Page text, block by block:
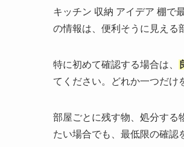
キッチン 収納 アイデア 棚で
の情報は、便利そうに見える
特に初めて確認する場合は、
てください。どれか一つだけ
部屋ごとに残す物、処分する
たい場合でも、最低限の確認